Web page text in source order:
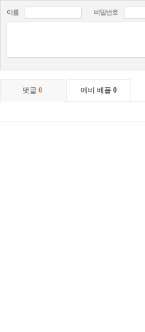
이름 비밀번호
댓글 0 예비 베플 0